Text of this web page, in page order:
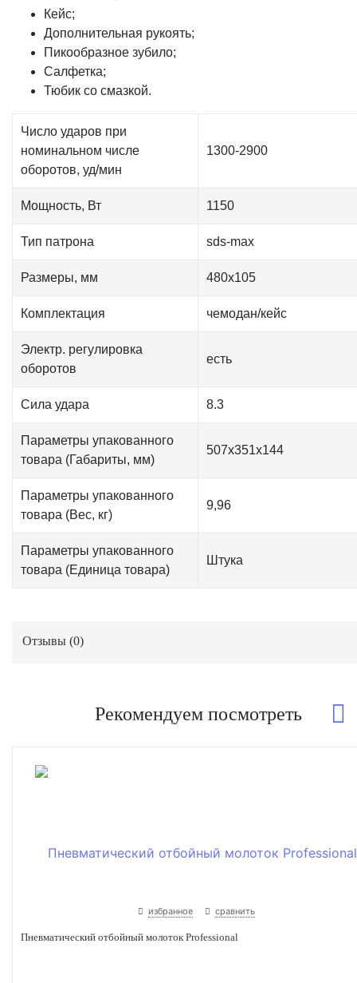
Кейс;
Дополнительная рукоять;
Пикообразное зубило;
Салфетка;
Тюбик со смазкой.
Число ударов при
номинальном числе
оборотов, уд/мин
1300-2900
Мощность, Вт 1150
Тип патрона sds-max
Размеры, мм 480х105
Комплектация чемодан/кейс
Электр. регулировка
оборотов
есть
Сила удара 8.3
Параметры упакованного
товара (Габариты, мм)
507x351x144
Параметры упакованного
товара (Вес, кг)
9,96
Параметры упакованного
товара (Единица товара)
Штука
Отзывы (0)
Рекомендуем посмотреть
избранное сравнить
Пневматический отбойный молоток Professional